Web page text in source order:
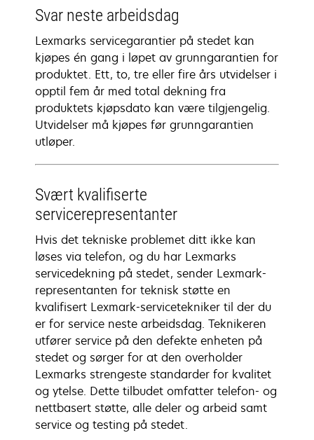
Svar neste arbeidsdag
Lexmarks servicegarantier på stedet kan
kjøpes én gang i løpet av grunngarantien for
produktet. Ett, to, tre eller fire års utvidelser i
opptil fem år med total dekning fra
produktets kjøpsdato kan være tilgjengelig.
Utvidelser må kjøpes før grunngarantien
utløper.
Svært kvalifiserte
servicerepresentanter
Hvis det tekniske problemet ditt ikke kan
løses via telefon, og du har Lexmarks
servicedekning på stedet, sender Lexmark-
representanten for teknisk støtte en
kvalifisert Lexmark-servicetekniker til der du
er for service neste arbeidsdag. Teknikeren
utfører service på den defekte enheten på
stedet og sørger for at den overholder
Lexmarks strengeste standarder for kvalitet
og ytelse. Dette tilbudet omfatter telefon- og
nettbasert støtte, alle deler og arbeid samt
service og testing på stedet.